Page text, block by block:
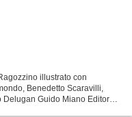
illustrato con
Benedetto Scaravilli,
Delugan Guido Miano Editore,